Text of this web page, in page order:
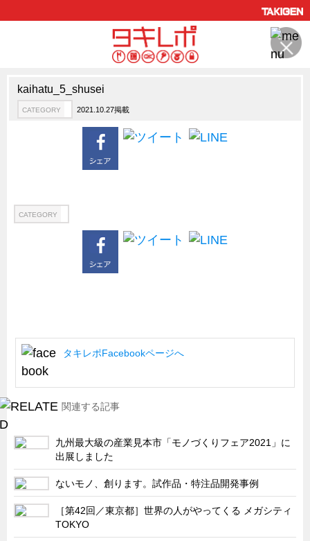
CATEGORY
新製品ロケットニュース
ハイセキュリティ錠前TAKシリーズ
試作・特注品の事例集
SDGs配慮・脱炭素
医療・福祉・介護関連
ロボット・自動化装置関連
二次電池関連
EV・PHEV充電器関連
再生可能エネルギー
kaihatu_5_shusei
CATEGORY 2021.10.27掲載
CATEGORY
タキレポFacebookページへ
関連する記事
九州最大級の産業見本市「モノづくりフェア2021」に
出展しました
ないモノ、創ります。試作品・特注品開発事例
［第42回／東京都］世界の人がやってくる メガシティ
TOKYO